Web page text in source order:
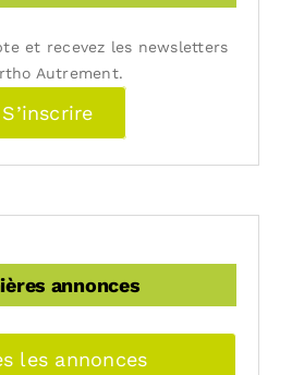
et recevez les newsletters
Autrement.
S’inscrire
annonces
les annonces